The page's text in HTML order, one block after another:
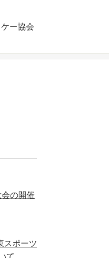
ー協会
の開催
スポーツ